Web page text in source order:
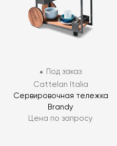
Под заказ
Cattelan Italia
Сервировочная тележка
Brandy
Цена по запросу